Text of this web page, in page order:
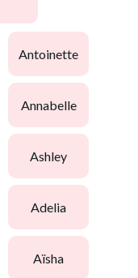
antoinette
annabelle
ashley
adelia
aïsha